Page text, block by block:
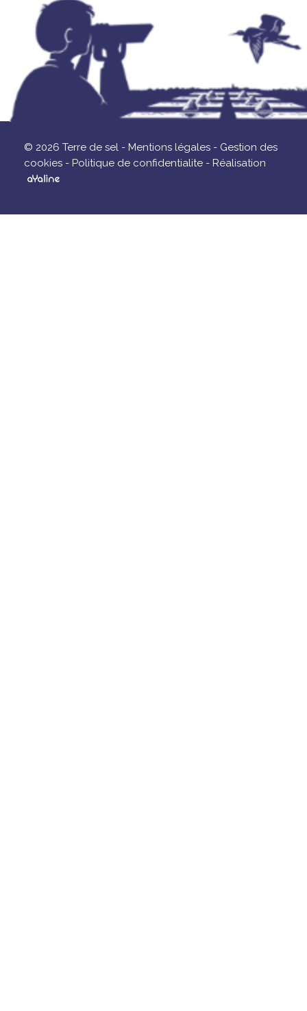
© 2026 Terre de sel - Mentions légales - Gestion des
cookies - Politique de confidentialite - Réalisation